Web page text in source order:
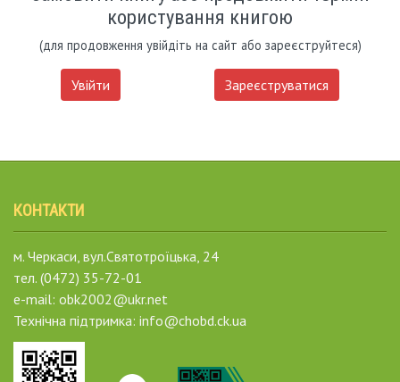
користування книгою
(для продовження увійдіть на сайт або зареєструйтеся)
Увійти Зареєструватися
КОНТАКТИ
м. Черкаси, вул.Святотроїцька, 24
тел. (0472) 35-72-01
e-mail: obk2002@ukr.net
Технічна підтримка: info@chobd.ck.ua